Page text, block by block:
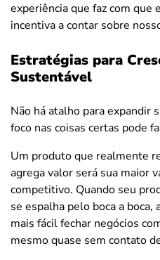
experiência que faz com
incentiva a contar sobre
Estratégias para
Sustentável
Não há atalho para expandir
foco nas coisas certas pode
Um produto que realmente
agrega valor será sua maior
competitivo. Quando seu
se espalha pelo boca a boca,
mais fácil fechar negócios
mesmo quase sem contato